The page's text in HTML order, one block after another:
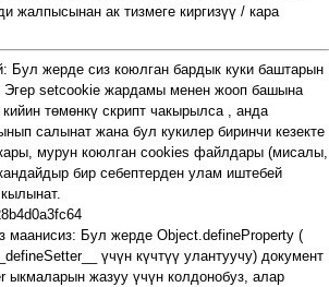
жалпысынан ак тизмеге киргизүү / кара
Бул жерде сиз коюлган бардык куки баштарын
Эгер setcookie жардамы менен жооп башына
төмөнкү скрипт чакырылса , анда
салынат жана бул кукилер биринчи кезекте
мурун коюлган cookies файлдары (мисалы,
бир себептерден улам иштебей
маанисиз: Бул жерде Object.defineProperty (
үчүн күчтүү улантуучу) документ
ыкмаларын жазуу үчүн колдонобуз, алар